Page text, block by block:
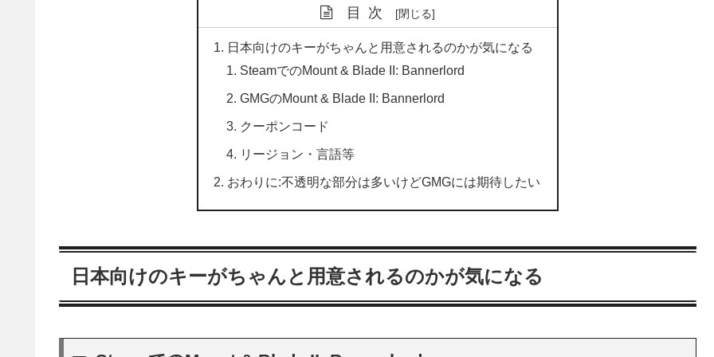
目次
日本向けのキーがちゃんと用意されるのかが気になる
SteamでのMount & Blade II: Bannerlord
GMGのMount & Blade II: Bannerlord
クーポンコード
リージョン・言語等
おわりに:不透明な部分は多いけどGMGには期待したい
日本向けのキーがちゃんと用意されるのかが気になる